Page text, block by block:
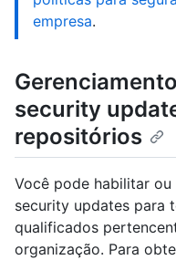
empresa.
security
repositórios
Você pode habilitar
security updates para
qualificados
organização. Para